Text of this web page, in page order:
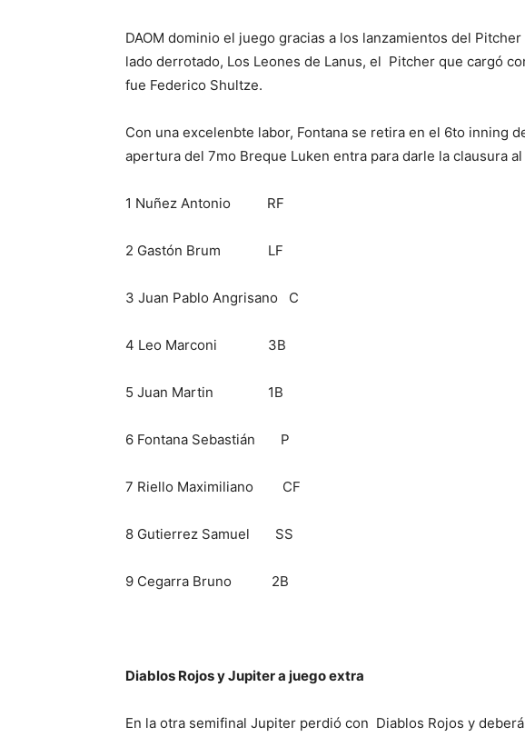
DAOM dominio el juego gracias a los lanzamientos del
lado derrotado, Los Leones de Lanus, el Pitcher que cargó
fue Federico Shultze.
Con una excelenbte labor, Fontana se retira en el 6to inning
apertura del 7mo Breque Luken entra para darle la clausura
1 Nuñez Antonio RF
2 Gastón Brum LF
3 Juan Pablo Angrisano C
4 Leo Marconi 3B
5 Juan Martin 1B
6 Fontana Sebastián P
7 Riello Maximiliano CF
8 Gutierrez Samuel SS
9 Cegarra Bruno 2B
Diablos Rojos y Jupiter a juego extra
En la otra semifinal Jupiter perdió con Diablos Rojos y